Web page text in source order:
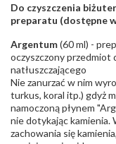
Do czyszczenia
preparatu (dostępne
Argentum(60 ml) -
oczyszczony przedmiot
natłuszczającego
Nie zanurzać w nim
turkus, koral itp.) gdyż
namoczoną płynem
nie dotykając kamienia.
zachowania się